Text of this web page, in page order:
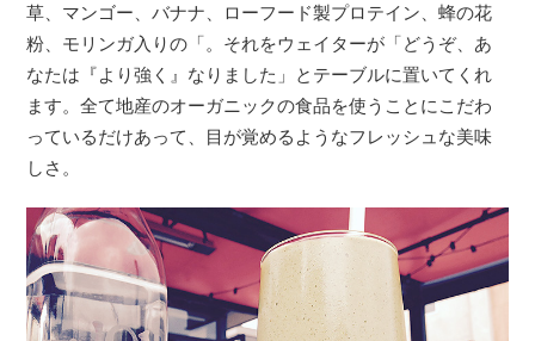
草、マンゴー、バナナ、ローフード製プロテイン、蜂の花
粉、モリンガ入りの「。それをウェイターが「どうぞ、あ
なたは『より強く』なりました」とテーブルに置いてくれ
ます。全て地産のオーガニックの食品を使うことにこだわ
っているだけあって、目が覚めるようなフレッシュな美味
しさ。